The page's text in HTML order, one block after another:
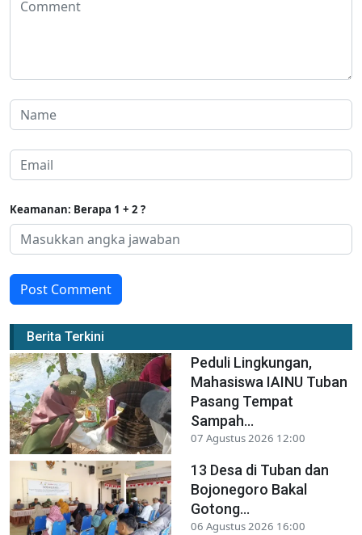
Keamanan: Berapa 1 + 2 ?
Post Comment
Berita Terkini
Peduli Lingkungan,
Mahasiswa IAINU Tuban
Pasang Tempat
Sampah...
07 Agustus 2026 12:00
13 Desa di Tuban dan
Bojonegoro Bakal
Gotong...
06 Agustus 2026 16:00